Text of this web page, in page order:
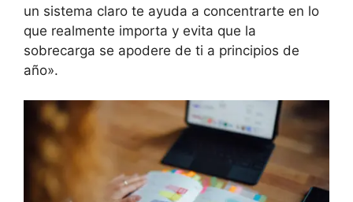
un sistema claro te ayuda a concentrarte en lo
que realmente importa y evita que la
sobrecarga se apodere de ti a principios de
año».